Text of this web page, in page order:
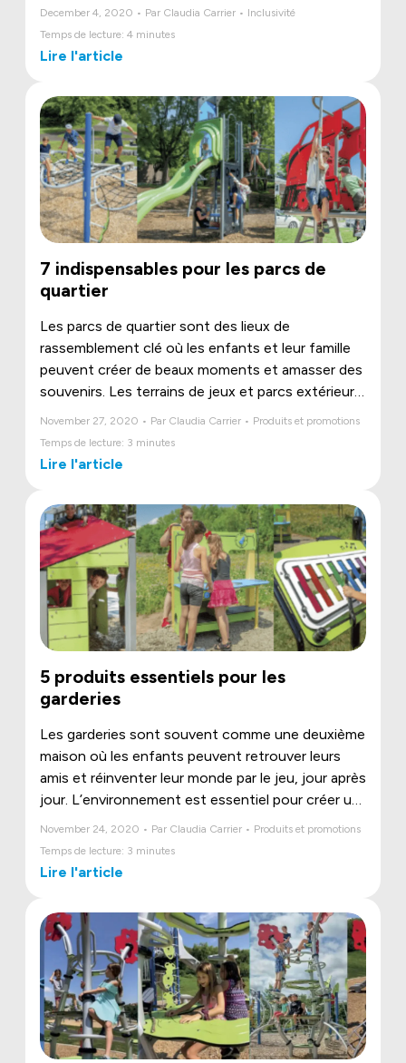
December 4, 2020 • Par Claudia Carrier • Inclusivité
Temps de lecture: 4 minutes
Lire l'article
7 indispensables pour les parcs de
quartier
Les parcs de quartier sont des lieux de
rassemblement clé où les enfants et leur famille
peuvent créer de beaux moments et amasser des
souvenirs. Les terrains de jeux et parcs extérieurs
un endroit dynamique et invitant pour tous.
November 27, 2020 • Par Claudia Carrier • Produits et promotions
Temps de lecture: 3 minutes
Lire l'article
5 produits essentiels pour les
garderies
Les garderies sont souvent comme une deuxième
maison où les enfants peuvent retrouver leurs
amis et réinventer leur monde par le jeu, jour après
jour. L’environnement est essentiel pour créer un
quelques essentiels de Jambette, conçus
November 24, 2020 • Par Claudia Carrier • Produits et promotions
Temps de lecture: 3 minutes
Lire l'article